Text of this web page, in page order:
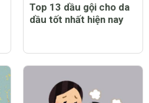
Top 13 dầu gội cho da
dầu tốt nhất hiện nay